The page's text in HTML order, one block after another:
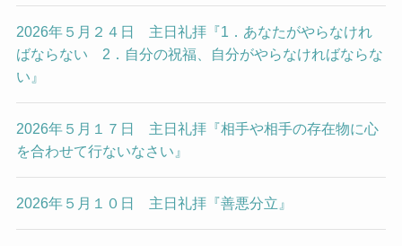
2026年５月２４日 主日礼拝『1．あなたがやらなけれ
ばならない 2．自分の祝福、自分がやらなければならな
い』
2026年５月１７日 主日礼拝『相手や相手の存在物に心
を合わせて行ないなさい』
2026年５月１０日 主日礼拝『善悪分立』